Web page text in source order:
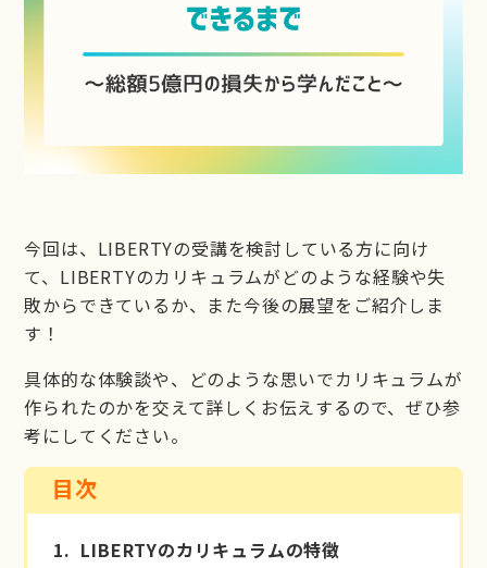
LIBERTY公式LINE
今回は、LIBERTYの受講を検討している方に向け
て、LIBERTYのカリキュラムがどのような経験や失
敗からできているか、また今後の展望をご紹介しま
す！
具体的な体験談や、どのような思いでカリキュラムが
作られたのかを交えて詳しくお伝えするので、ぜひ参
考にしてください。
目次
1. LIBERTYのカリキュラムの特徴